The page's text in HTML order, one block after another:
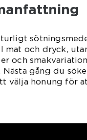
mat och dryck,
och
Nästa gång du
välja honung för